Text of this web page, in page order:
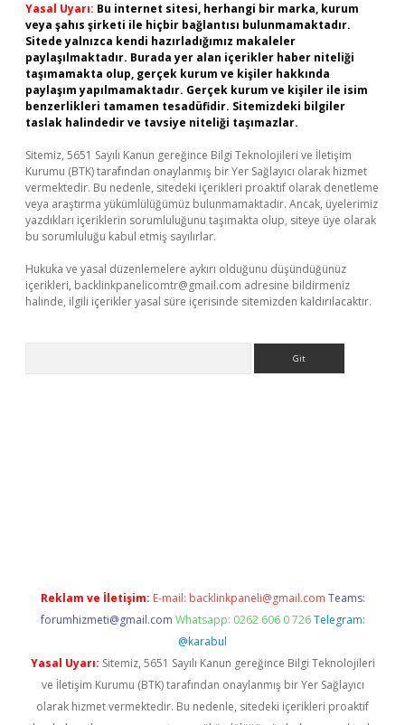
Yasal Uyarı: Bu internet sitesi, herhangi bir marka, kurum
veya şahıs şirketi ile hiçbir bağlantısı bulunmamaktadır.
Sitede yalnızca kendi hazırladığımız makaleler
paylaşılmaktadır. Burada yer alan içerikler haber niteliği
taşımamakta olup, gerçek kurum ve kişiler hakkında
paylaşım yapılmamaktadır. Gerçek kurum ve kişiler ile isim
benzerlikleri tamamen tesadüfidir. Sitemizdeki bilgiler
taslak halindedir ve tavsiye niteliği taşımazlar.
Sitemiz, 5651 Sayılı Kanun gereğince Bilgi Teknolojileri ve İletişim
Kurumu (BTK) tarafından onaylanmış bir Yer Sağlayıcı olarak hizmet
vermektedir. Bu nedenle, sitedeki içerikleri proaktif olarak denetleme
veya araştırma yükümlülüğümüz bulunmamaktadır. Ancak, üyelerimiz
yazdıkları içeriklerin sorumluluğunu taşımakta olup, siteye üye olarak
bu sorumluluğu kabul etmiş sayılırlar.
Hukuka ve yasal düzenlemelere aykırı olduğunu düşündüğünüz
içerikleri, backlinkpanelicomtr@gmail.com adresine bildirmeniz
halinde, ilgili içerikler yasal süre içerisinde sitemizden kaldırılacaktır.
Reklam ve İletişim: E-mail: backlinkpaneli@gmail.com Teams:
forumhizmeti@gmail.com Whatsapp: 0262 606 0 726 Telegram:
@karabul
Yasal Uyarı: Sitemiz, 5651 Sayılı Kanun gereğince Bilgi Teknolojileri
ve İletişim Kurumu (BTK) tarafından onaylanmış bir Yer Sağlayıcı
olarak hizmet vermektedir. Bu nedenle, sitedeki içerikleri proaktif